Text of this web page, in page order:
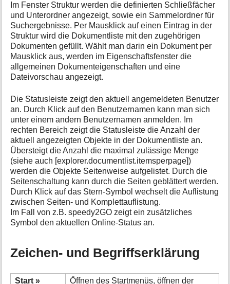
Im Fenster Struktur werden die definierten Schließfächer
und Unterordner angezeigt, sowie ein Sammelordner für
Suchergebnisse. Per Mausklick auf einen Eintrag in der
Struktur wird die Dokumentliste mit den zugehörigen
Dokumenten gefüllt. Wählt man darin ein Dokument per
Mausklick aus, werden im Eigenschaftsfenster die
allgemeinen Dokumenteigenschaften und eine
Dateivorschau angezeigt.
Die Statusleiste zeigt den aktuell angemeldeten Benutzer
an. Durch Klick auf den Benutzernamen kann man sich
unter einem andern Benutzernamen anmelden. Im
rechten Bereich zeigt die Statusleiste die Anzahl der
aktuell angezeigten Objekte in der Dokumentliste an.
Übersteigt die Anzahl die maximal zulässige Menge
(siehe auch [explorer.documentlist.itemsperpage])
werden die Objekte Seitenweise aufgelistet. Durch die
Seitenschaltung kann durch die Seiten geblättert werden.
Durch Klick auf das Stern-Symbol wechselt die Auflistung
zwischen Seiten- und Komplettauflistung.
Im Fall von z.B. speedy2GO zeigt ein zusätzliches
Symbol den aktuellen Online-Status an.
Zeichen- und Begriffserklärung
Start »
Öffnen des Startmenüs, öffnen der